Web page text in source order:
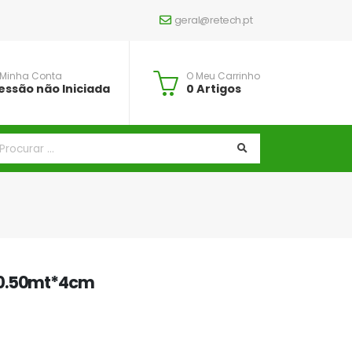
geral@retech.pt
Conta
não Iniciada
O Meu Carrinho
0 Artigos